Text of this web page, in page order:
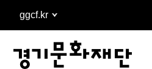
바로가기
ggcf.kr